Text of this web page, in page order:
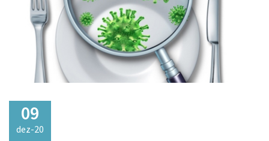
09
dez-20